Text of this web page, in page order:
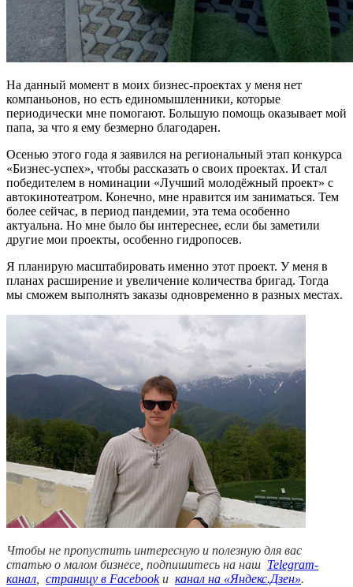
На данный момент в моих бизнес-проектах у меня нет
компаньонов, но есть единомышленники, которые
периодически мне помогают. Большую помощь оказывает мой
папа, за что я ему безмерно благодарен.
Осенью этого года я заявился на региональный этап конкурса
«Бизнес-успех», чтобы рассказать о своих проектах. И стал
победителем в номинации «Лучший молодёжный проект» с
автокинотеатром. Конечно, мне нравится им заниматься. Тем
более сейчас, в период пандемии, эта тема особенно
актуальна. Но мне было бы интереснее, если бы заметили
другие мои проекты, особенно гидропосев.
Я планирую масштабировать именно этот проект. У меня в
планах расширение и увеличение количества бригад. Тогда
мы сможем выполнять заказы одновременно в разных местах.
Чтобы не пропустить интересную и полезную для вас
статью о малом бизнесе, подпишитесь на наш Telegram-
канал
страницу в Facebookи канал на «Яндекс.Дзен».